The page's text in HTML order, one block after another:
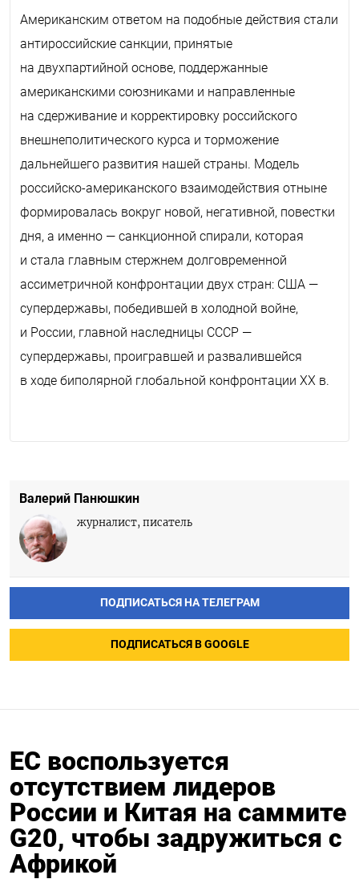
Американским ответом на подобные действия стали
антироссийские санкции, принятые
на двухпартийной основе, поддержанные
американскими союзниками и направленные
на сдерживание и корректировку российского
внешнеполитического курса и торможение
дальнейшего развития нашей страны. Модель
российско-американского взаимодействия отныне
формировалась вокруг новой, негативной, повестки
дня, а именно — санкционной спирали, которая
и стала главным стержнем долговременной
ассиметричной конфронтации двух стран: США —
супердержавы, победившей в холодной войне,
и России, главной наследницы СССР —
супердержавы, проигравшей и развалившейся
в ходе биполярной глобальной конфронтации ХХ в.
Валерий Панюшкин
журналист, писатель
ПОДПИСАТЬСЯ НА ТЕЛЕГРАМ
ПОДПИСАТЬСЯ В GOOGLE
ЕС воспользуется
отсутствием лидеров
России и Китая на саммите
G20, чтобы задружиться с
Африкой